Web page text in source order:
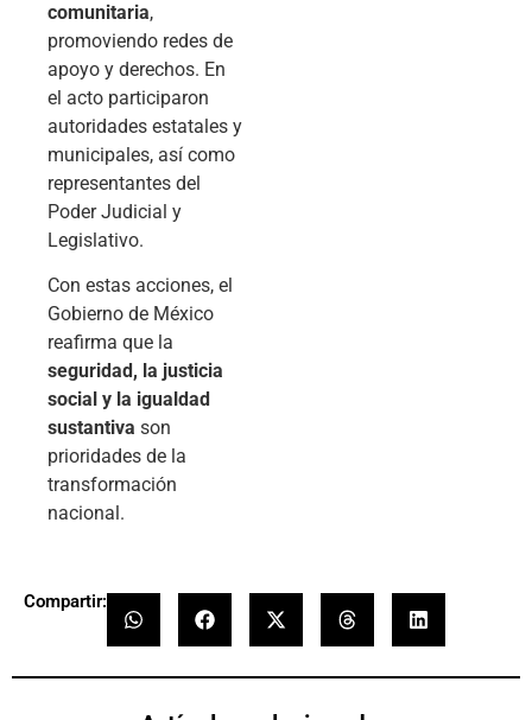
comunitaria,
promoviendo redes de
apoyo y derechos. En
el acto participaron
autoridades estatales y
municipales, así como
representantes del
Poder Judicial y
Legislativo.
Con estas acciones, el
Gobierno de México
reafirma que la
seguridad, la justicia
social y la igualdad
sustantiva son
prioridades de la
transformación
nacional.
Compartir: